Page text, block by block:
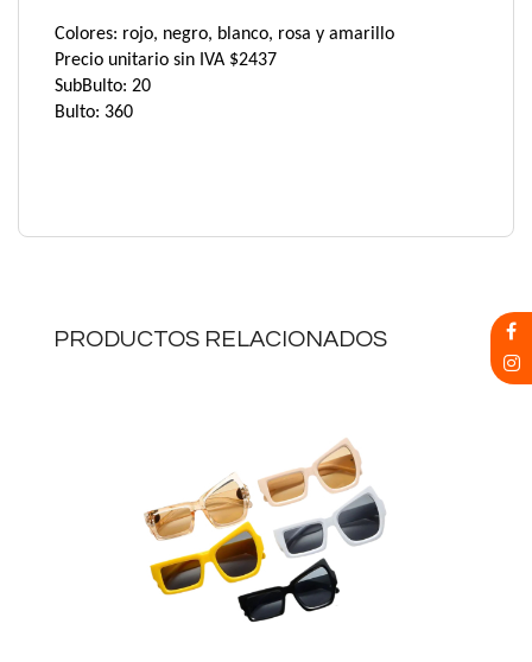
Colores: rojo, negro, blanco, rosa y amarillo
Precio unitario sin IVA $2437
SubBulto: 20
Bulto: 360
PRODUCTOS RELACIONADOS